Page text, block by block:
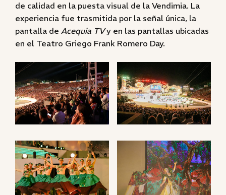
de calidad en la puesta visual de la Vendimia. La
experiencia fue trasmitida por la señal única, la
pantalla de Acequia TVy en las pantallas ubicadas
en el Teatro Griego Frank Romero Day.